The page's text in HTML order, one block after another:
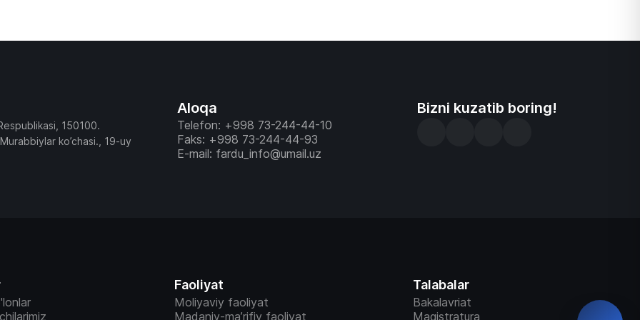
qabul qilish, ishdan ozod etish va ichki rotatsiyasiga oid tartibni
150100.
ko’chasi., 19-uy
Aloqa
Telefon: +998 73-244-44-10
Faks: +998 73-244-44-93
E-mail: fardu_info@umail.uz
Bizni kuzatib boring!
Faoliyat
Moliyaviy faoliyat
Madaniy-ma’rifiy faoliyat
Talabalar
Bakalavriat
Magistratura